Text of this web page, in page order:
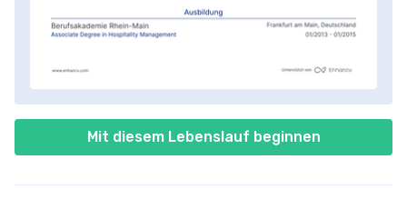
Mit diesem Lebenslauf beginnen